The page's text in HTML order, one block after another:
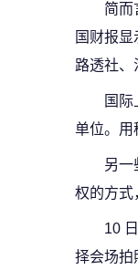
简而
国财报
路透社、
国
单位。用
另一
权的方式
10
择会场拍